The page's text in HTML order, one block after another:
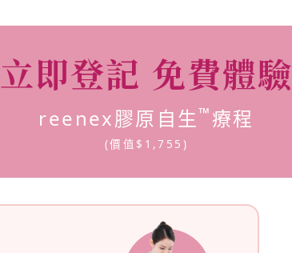
立即登記 免費體驗
reenex膠原自生™ 療程
(價值$1,755)